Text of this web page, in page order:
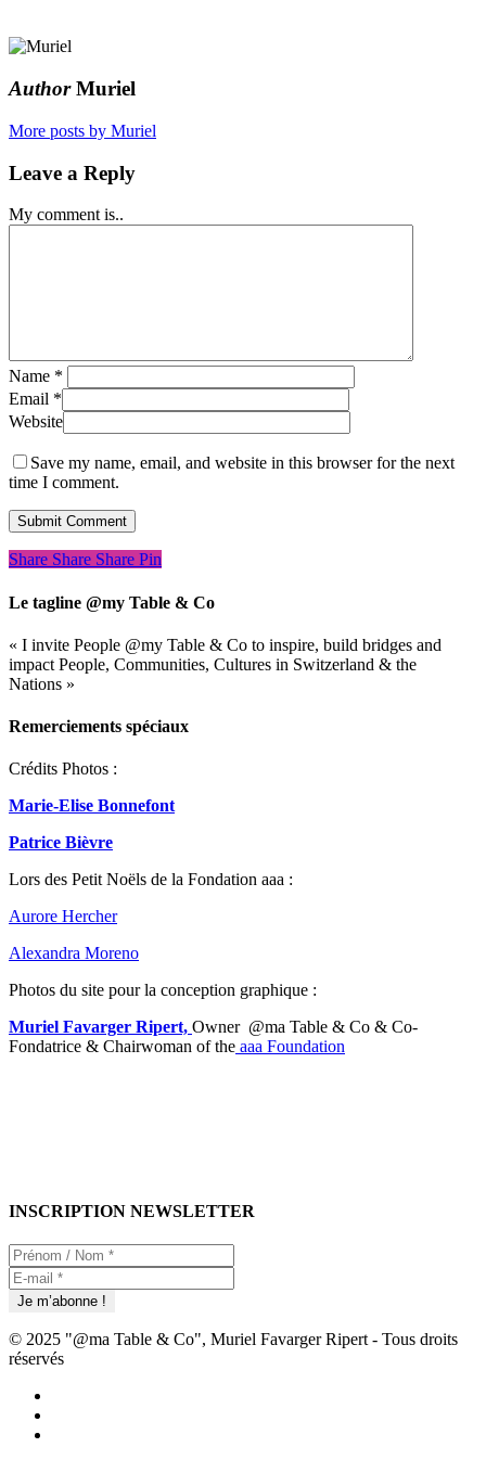
AuthorMuriel
More posts by Muriel
Leave a Reply
My comment is..
Name *
Email *
Website
Save my name, email, and website in this browser for the next
time I comment.
Share Share Share Pin
Le tagline @my Table & Co
« I invite People @my Table & Co to inspire, build bridges and
impact People, Communities, Cultures in Switzerland & the
Nations »
Remerciements spéciaux
Crédits Photos :
Marie-Elise Bonnefont
Patrice Bièvre
Lors des Petit Noëls de la Fondation aaa :
Aurore Hercher
Alexandra Moreno
Photos du site pour la conception graphique :
Muriel Favarger Ripert, Owner @ma Table & Co & Co-
Fondatrice & Chairwoman of the aaa Foundation
INSCRIPTION NEWSLETTER
© 2025 "@ma Table & Co", Muriel Favarger Ripert - Tous droits
réservés